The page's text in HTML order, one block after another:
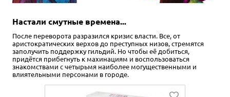
Настали смутные времена...
После переворота разразился кризис власти. Все, от
аристократических верхов до преступных низов, стремятся
заполучить поддержку гильдий. Но чтобы её добиться,
придётся прибегнуть к махинациям и воспользоваться
знакомствами с четырьмя наиболее могущественными и
влиятельными персонами в городе.